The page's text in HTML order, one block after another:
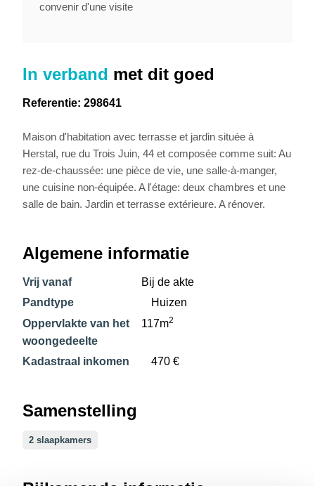
In verband met dit goed
Referentie: 298641
Maison d'habitation avec terrasse et jardin située à
Herstal, rue du Trois Juin, 44 et composée comme suit: Au
rez-de-chaussée: une pièce de vie, une salle-à-manger,
une cuisine non-équipée. A l'étage: deux chambres et une
salle de bain. Jardin et terrasse extérieure. A rénover.
Algemene informatie
Vrij vanaf
Bij de akte
Pandtype
Huizen
Oppervlakte van het
woongedeelte
117m2
Kadastraal inkomen 470 €
Samenstelling
2 slaapkamers
convenir d'une visite